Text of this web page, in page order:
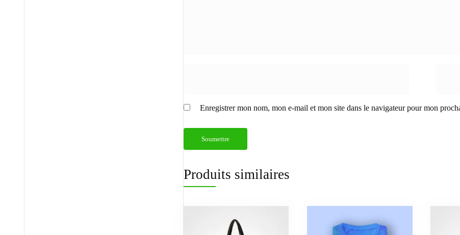
Enregistrer mon nom, mon e-mail et mon site dans le navigateur pour mon
Produits similaires